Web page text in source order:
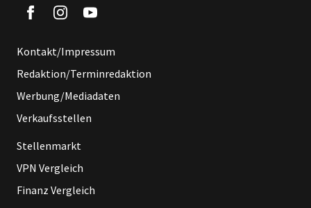
Kontakt/Impressum
Redaktion/Terminredaktion
Werbung/Mediadaten
Verkaufsstellen
Stellenmarkt
VPN Vergleich
Finanz Vergleich